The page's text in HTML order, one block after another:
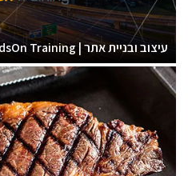
עיצוב ובניית אתר | HandsOn Training